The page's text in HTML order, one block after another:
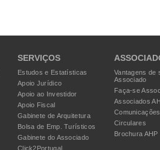
SERVIÇOS
Estudos e Estatísticas
Apoio Jurídico
Apoio ao Investidor
Apoio Fiscal
Gabinete de Arquitetura
Bolsa de Emp. Turísticos
Gabinete do Associado
Click2Portugal
Vantagens de
Associado
Faça-se
Associados
Circulares
Brochura AHP